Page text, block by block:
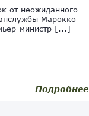
от неожиданного
Марокко
министр [...]
Подробнее